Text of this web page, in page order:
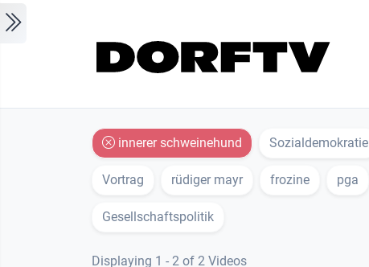
innerer schweinehund Sozialdemokratie
Vortrag rüdiger mayr frozine pga
Gesellschaftspolitik
Displaying 1 - 2 of 2 Videos